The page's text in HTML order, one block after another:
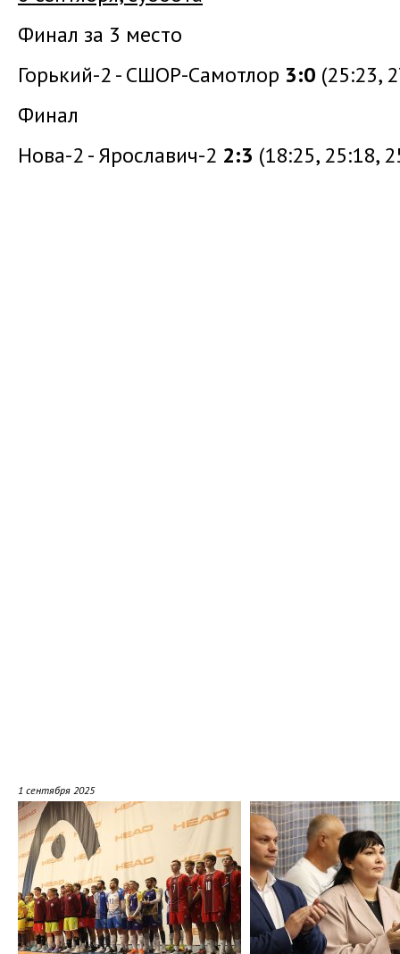
Финал за 3 место
Горький-2 - СШОР-Самотлор 3:0 (25:23,
Финал
Нова-2 - Ярославич-2 2:3 (18:25, 25:18,
1 сентября 2025